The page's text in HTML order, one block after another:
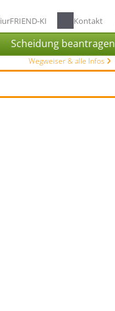
iurFRIEND-KI Kontakt
Scheidung beantragen
Wegweiser & alle Infos